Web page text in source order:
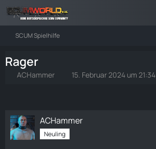
SCUM Spielhilfe
Rager
ACHammer 15. Februar 2024 um 21:34
ACHammer
Neuling